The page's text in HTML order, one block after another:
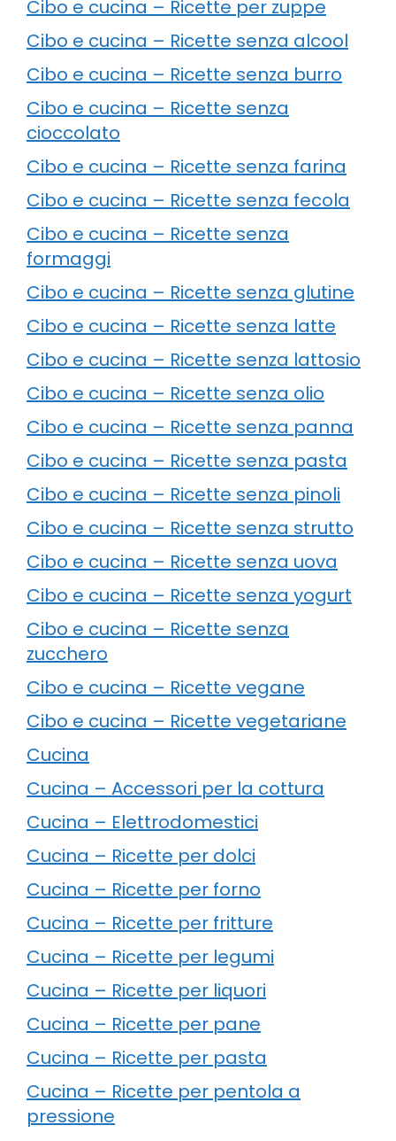
Cibo e cucina – Ricette per zuppe
Cibo e cucina – Ricette senza alcool
Cibo e cucina – Ricette senza burro
Cibo e cucina – Ricette senza
cioccolato
Cibo e cucina – Ricette senza farina
Cibo e cucina – Ricette senza fecola
Cibo e cucina – Ricette senza
formaggi
Cibo e cucina – Ricette senza glutine
Cibo e cucina – Ricette senza latte
Cibo e cucina – Ricette senza lattosio
Cibo e cucina – Ricette senza olio
Cibo e cucina – Ricette senza panna
Cibo e cucina – Ricette senza pasta
Cibo e cucina – Ricette senza pinoli
Cibo e cucina – Ricette senza strutto
Cibo e cucina – Ricette senza uova
Cibo e cucina – Ricette senza yogurt
Cibo e cucina – Ricette senza
zucchero
Cibo e cucina – Ricette vegane
Cibo e cucina – Ricette vegetariane
Cucina
Cucina – Accessori per la cottura
Cucina – Elettrodomestici
Cucina – Ricette per dolci
Cucina – Ricette per forno
Cucina – Ricette per fritture
Cucina – Ricette per legumi
Cucina – Ricette per liquori
Cucina – Ricette per pane
Cucina – Ricette per pasta
Cucina – Ricette per pentola a
pressione